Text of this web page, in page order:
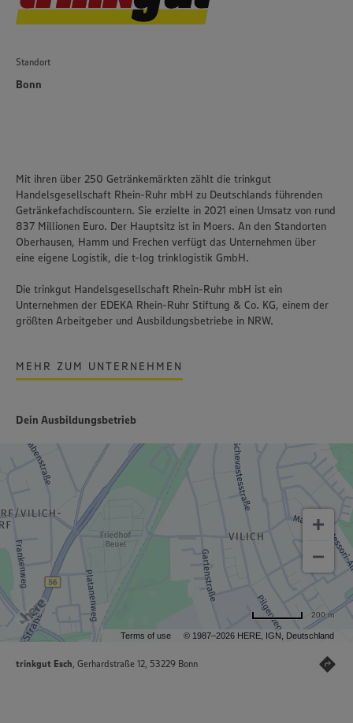
Standort
Bonn
Mit ihren über 250 Getränkemärkten zählt die trinkgut
Handelsgesellschaft Rhein-Ruhr mbH zu Deutschlands führenden
Getränkefachdiscountern. Sie erzielte in 2021 einen Umsatz von rund
837 Millionen Euro. Der Hauptsitz ist in Moers. An den Standorten
Oberhausen, Hamm und Frechen verfügt das Unternehmen über
eine eigene Logistik, die t-log trinklogistik GmbH.
Die trinkgut Handelsgesellschaft Rhein-Ruhr mbH ist ein
Unternehmen der EDEKA Rhein-Ruhr Stiftung & Co. KG, einem der
größten Arbeitgeber und Ausbildungsbetriebe in NRW.
MEHR ZUM UNTERNEHMEN
Dein Ausbildungsbetrieb
Terms of use © 1987–2026 HERE, IGN, Deutschland
200 m
trinkgut Esch, Gerhardstraße 12, 53229 Bonn